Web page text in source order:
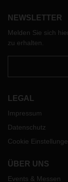
NEWSLETTER
Melden Sie sich
zu erhalten.
LEGAL
Impressum
Datenschutz
Cookie
ÜBER UNS
Events & Messen